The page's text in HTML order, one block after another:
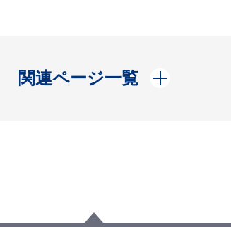
関連ページ一覧
開く